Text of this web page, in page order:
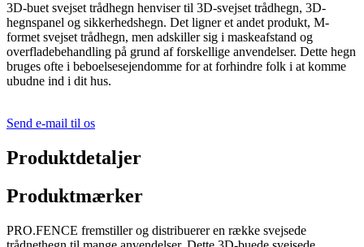
3D-buet svejset trådhegn henviser til 3D-svejset trådhegn, 3D-
hegnspanel og sikkerhedshegn. Det ligner et andet produkt, M-
formet svejset trådhegn, men adskiller sig i maskeafstand og
overfladebehandling på grund af forskellige anvendelser. Dette hegn
bruges ofte i beboelsesejendomme for at forhindre folk i at komme
ubudne ind i dit hus.
Send e-mail til os
Produktdetaljer
Produktmærker
PRO.FENCE fremstiller og distribuerer en række svejsede